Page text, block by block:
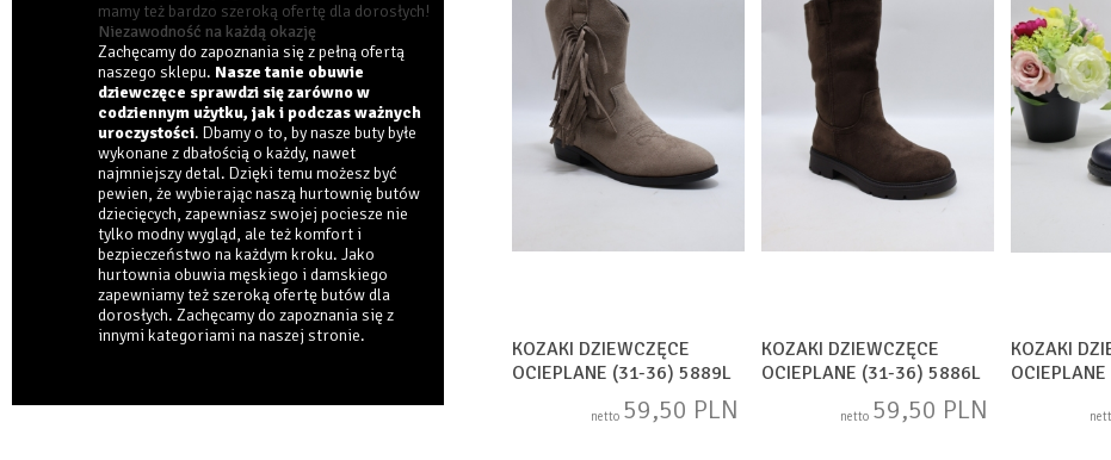
mamy też bardzo szeroką ofertę dla dorosłych!
Niezawodność na każdą okazję
Zachęcamy do zapoznania się z pełną ofertą
naszego sklepu. Nasze tanie obuwie
dziewczęce sprawdzi się zarówno w
codziennym użytku, jak i podczas ważnych
uroczystości. Dbamy o to, by nasze buty byłe
wykonane z dbałością o każdy, nawet
najmniejszy detal. Dzięki temu możesz być
pewien, że wybierając naszą hurtownię butów
dziecięcych, zapewniasz swojej pociesze nie
tylko modny wygląd, ale też komfort i
bezpieczeństwo na każdym kroku. Jako
hurtownia obuwia męskiego i damskiego
zapewniamy też szeroką ofertę butów dla
dorosłych. Zachęcamy do zapoznania się z
innymi kategoriami na naszej stronie.
KOZAKI DZIEWCZĘCE
OCIEPLANE (31-36) 5889L
netto 59,50 PLN
KOZAKI DZIEWCZĘCE
OCIEPLANE (31-36) 5886L
netto 59,50 PLN
KOZAKI